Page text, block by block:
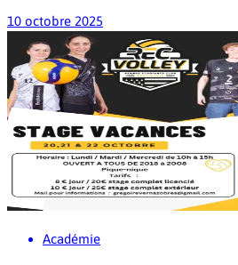
10 octobre 2025
Académie